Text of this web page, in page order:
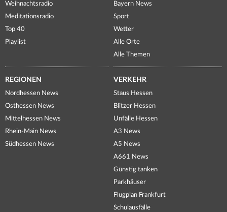
Weihnachtsradio
Meditationsradio
Top 40
Playlist
Bayern News
Sport
Wetter
Alle Orte
Alle Themen
REGIONEN
Nordhessen News
Osthessen News
Mittelhessen News
Rhein-Main News
Südhessen News
VERKEHR
Staus Hessen
Blitzer Hessen
Unfälle Hessen
A3 News
A5 News
A661 News
Günstig tanken
Parkhäuser
Flugplan Frankfurt
Schulausfälle